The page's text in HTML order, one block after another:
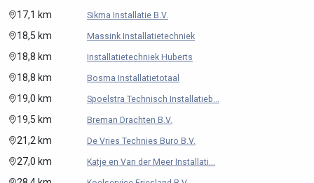
17,1 km Sikma Installatie B.V.
18,5 km Massink Installatietechniek
18,8 km Installatietechniek Huberts
18,8 km Bosma Installatietotaal
19,0 km Spoelstra Technisch Installatieb...
19,5 km Breman Drachten B.V.
21,2 km De Vries Technies Buro B.V.
27,0 km Katje en Van der Meer Installati...